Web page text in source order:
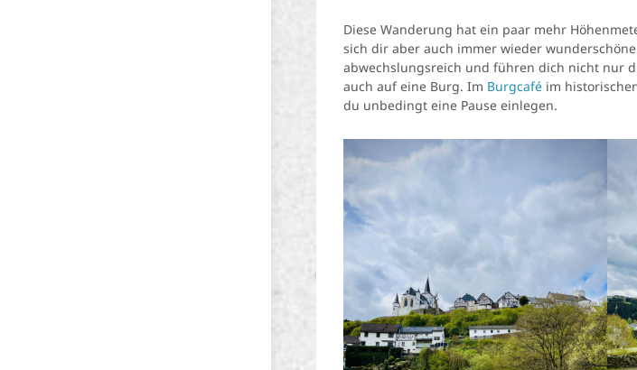
Diese Wanderung hat ein paar mehr
sich dir aber auch immer wieder
abwechslungsreich und führen dich nicht nur
auch auf eine Burg. Im Burgcafé im
du unbedingt eine Pause einlegen.